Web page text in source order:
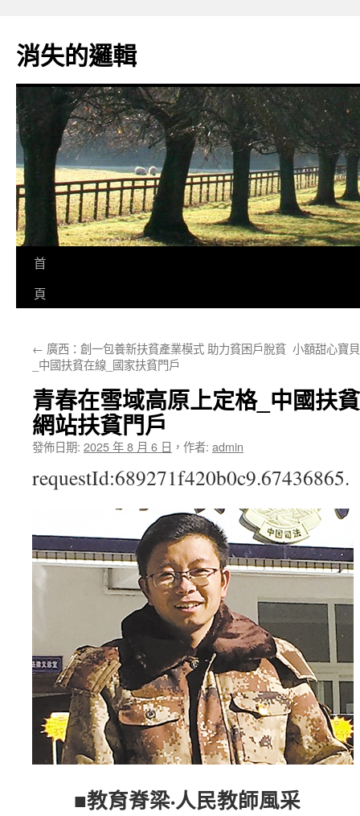
主
要
消失的邏輯
首
頁
← 廣西：創一包養新扶貧產業模式 助力貧困戶脫貧
_中國扶貧在線_國家扶貧門戶
小額甜心寶
青春在雪域高原上定格_中國扶
網站扶貧門戶
發佈日期: 2025 年 8 月 6 日 ， 作者: admin
requestId:689271f420b0c9.67436865.
■教育脊梁·人民教師風采